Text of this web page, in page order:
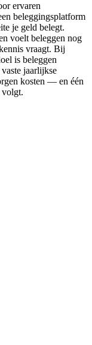
ervaren
beleggingsplatform
je geld belegt.
voelt beleggen nog
vraagt. Bij
is beleggen
jaarlijkse
kosten — en één
volgt.